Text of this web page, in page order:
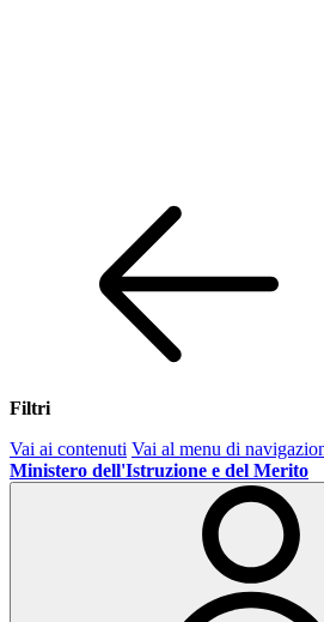
Filtri
Vai ai contenuti Vai al menu di
Ministero dell'Istruzione e del Merito